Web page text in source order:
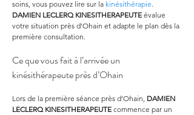
soins, vous pouvez lire sur la kinésithérapie.
DAMIEN LECLERQ KINESITHERAPEUTE évalue
votre situation près d’Ohain et adapte le plan dès la
première consultation.
Ce que vous fait à l’arrivée un
kinésithérapeute près d’Ohain
Lors de la première séance près d’Ohain, DAMIEN
LECLERQ KINESITHERAPEUTE commence par un